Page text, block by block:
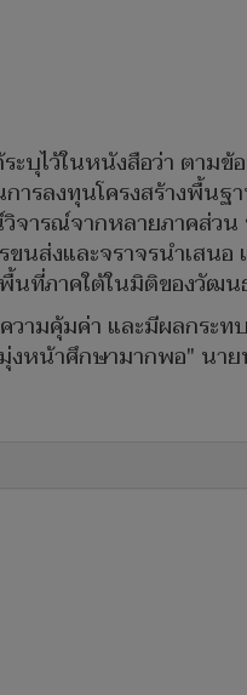
บุไว้ในหนังสือว่า ตาม
รลงทุนโครงสร้างพื้น
รณ์จากหลายภาคส่วน
ส่งและจราจรนำเสนอ
ที่ภาคใต้ในมิติของวัฒน
วามคุ้มค่า และมีผลกร
งหน้าศึกษามากพอ" นาย